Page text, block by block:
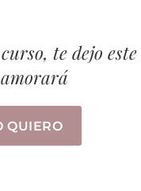
te dejo
QUIERO